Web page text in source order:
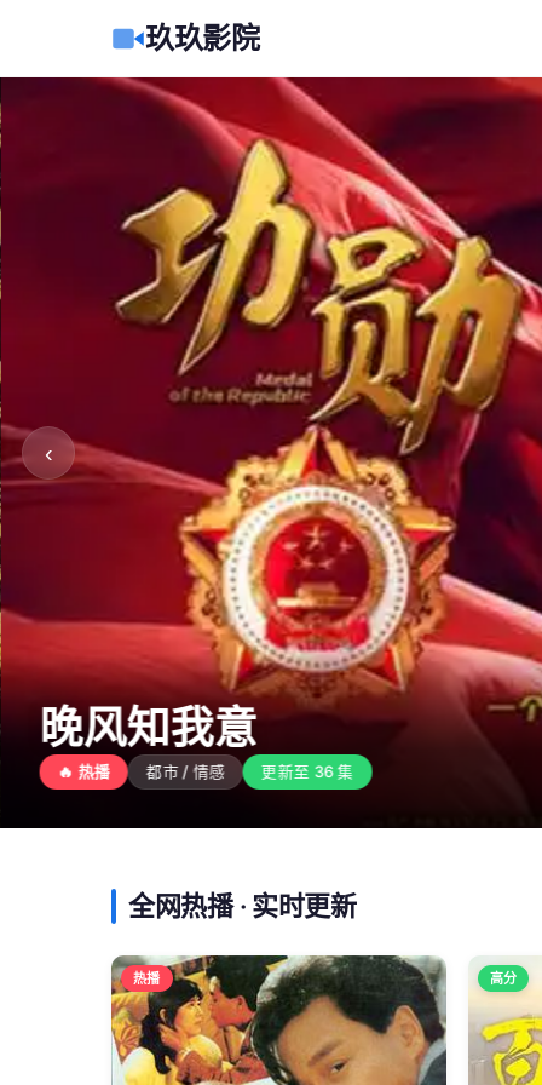
玖玖影院
晚风知我意
🔥 热播 都市 / 情感 更新至 36 集
‹
全网热播 · 实时更新
热播 高分